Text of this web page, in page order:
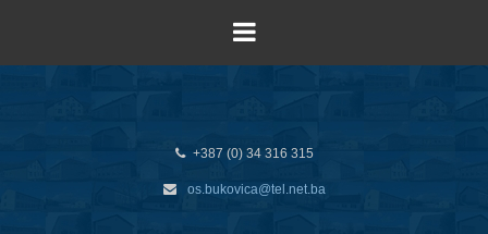
+387 (0) 34 316 315
os.bukovica@tel.net.ba